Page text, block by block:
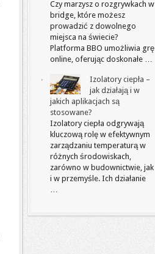
Czy marzysz o rozgrywkach w
bridge, które możesz
prowadzić z dowolnego
miejsca na świecie?
Platforma BBO umożliwia grę
online, oferując doskonałe …
Izolatory ciepła –
jak działają i w
jakich aplikacjach są
stosowane?
Izolatory ciepła odgrywają
kluczową rolę w efektywnym
zarządzaniu temperaturą w
różnych środowiskach,
zarówno w budownictwie, jak
i w przemyśle. Ich działanie
…